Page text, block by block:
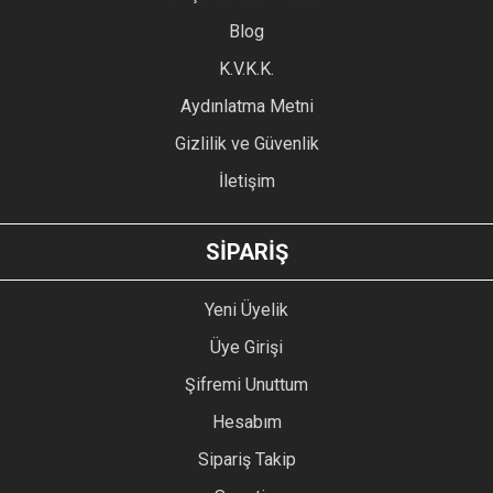
Ürün bilgilerinde hatalar bulunuyor.
Ürün fiyatı diğer sitelerden daha pahalı.
GÖNDER
Blog
K.V.K.K.
Aydınlatma Metni
Gizlilik ve Güvenlik
İletişim
SİPARİŞ
Yeni Üyelik
Üye Girişi
Şifremi Unuttum
Hesabım
Sipariş Takip